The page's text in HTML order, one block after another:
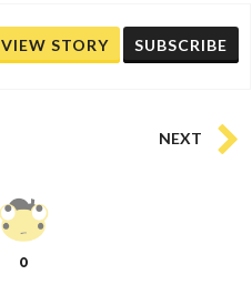
VIEW STORY SUBSCRIBE
NEXT
0